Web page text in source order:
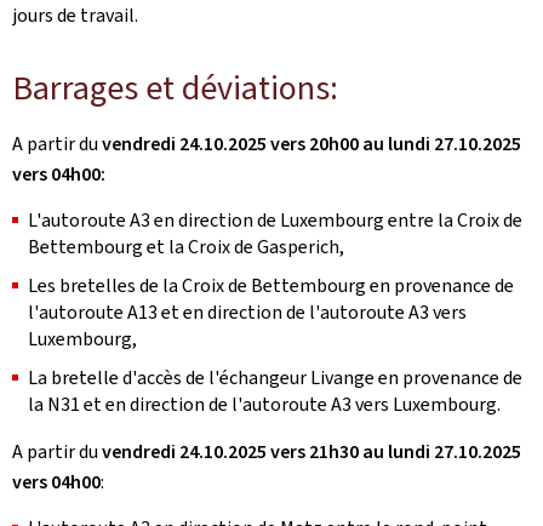
jours de travail.
Barrages et déviations:
A partir duvendredi 24.10.2025 vers 20h00 au lundi 27.10.2025
vers 04h00:
L'autoroute A3 en direction de Luxembourg entre la Croix de
Bettembourg et la Croix de Gasperich,
Les bretelles de la Croix de Bettembourg en provenance de
l'autoroute A13 et en direction de l'autoroute A3 vers
Luxembourg,
La bretelle d'accès de l'échangeur Livange en provenance de
la N31 et en direction de l'autoroute A3 vers Luxembourg.
A partir duvendredi 24.10.2025 vers 21h30 au lundi 27.10.2025
vers 04h00: